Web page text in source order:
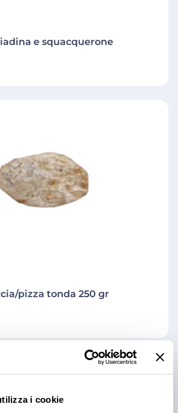
i cookie
e squacquerone
pizza tonda 250 gr